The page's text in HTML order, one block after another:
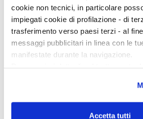
cookie non tecnici, in particolare
impiegati cookie di profilazione - di
trasferimento verso paesi terzi - al
messaggi pubblicitari in linea con le
manifestate durante la navigazione.
scelte privacy sui cookie, ti invitiamo
dell’informativa cookie.
Chiudendo il banner tramite la “X”
Accetta tutti
Ciclo di